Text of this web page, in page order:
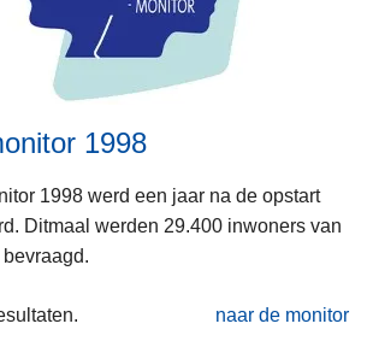
1998
1998 werd een jaar na de opstart
Ditmaal werden 29.400 inwoners van
naar de monitor